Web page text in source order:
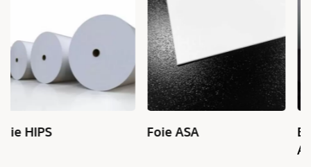
Foie ASA
Bandă De Margine Din